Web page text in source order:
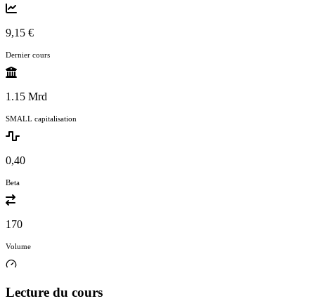
9,15 €
Dernier cours
1.15 Mrd
SMALL capitalisation
0,40
Beta
170
Volume
Lecture du cours